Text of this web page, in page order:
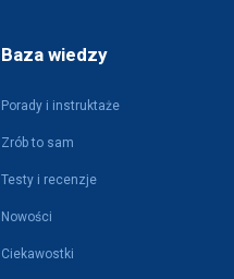
Baza wiedzy
Porady i instruktaże
Zrób to sam
Testy i recenzje
Nowości
Ciekawostki